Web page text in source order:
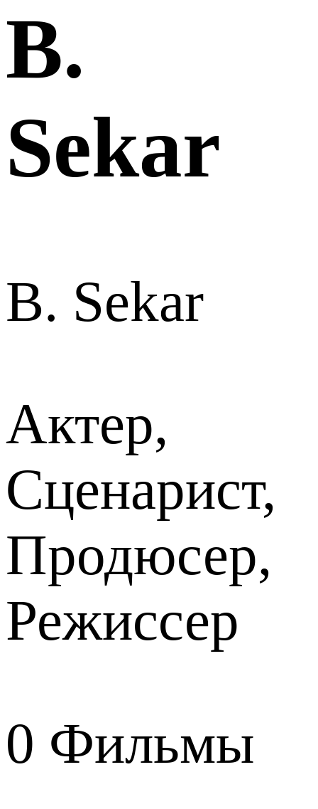
B.
Sekar
B. Sekar
Актер,
Сценарист,
Продюсер,
Режиссер
0 Фильмы